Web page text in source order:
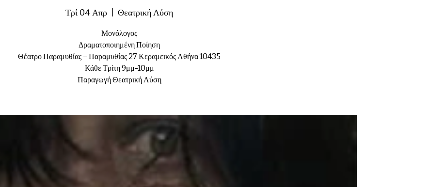
Τρί 04 Απρ Θεατρική Λύση
Μονόλογος
Δραματοποιημένη Ποίηση
Θέατρο Παραμυθίας – Παραμυθίας 27 Κεραμεικός Αθήνα 10435
Κάθε Τρίτη 9μμ-10μμ
Παραγωγή Θεατρική Λύση